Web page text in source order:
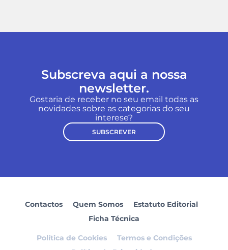
Subscreva aqui a nossa
newsletter.
Gostaria de receber no seu email todas as
novidades sobre as categorias do seu
interese?
SUBSCREVER
Contactos Quem Somos
Estatuto Editorial
Ficha Técnica
Política de Cookies
Termos e Condições